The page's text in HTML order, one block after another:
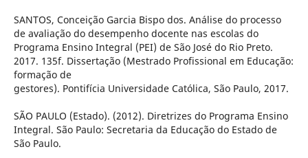
SANTOS, Conceição Garcia Bispo dos. Análise do processo
de avaliação do desempenho docente nas escolas do
Programa Ensino Integral (PEI) de São José do Rio Preto.
2017. 135f. Dissertação (Mestrado Profissional em Educação:
formação de
gestores). Pontifícia Universidade Católica, São Paulo, 2017.
SÃO PAULO (Estado). (2012). Diretrizes do Programa Ensino
Integral. São Paulo: Secretaria da Educação do Estado de
São Paulo.